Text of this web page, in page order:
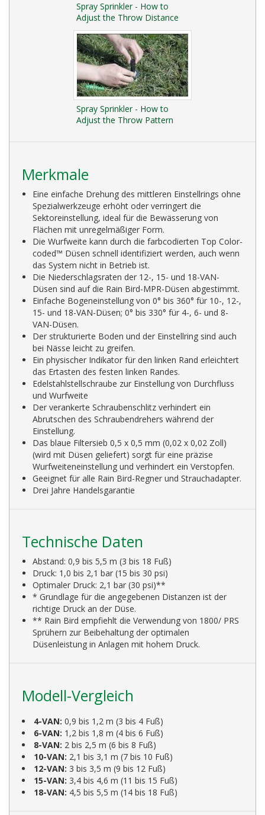
Spray Sprinkler - How to
Adjust the Throw Distance
Spray Sprinkler - How to
Adjust the Throw Pattern
Merkmale
Eine einfache Drehung des mittleren Einstellrings ohne
Spezialwerkzeuge erhöht oder verringert die
Sektoreinstellung, ideal für die Bewässerung von
Flächen mit unregelmäßiger Form.
Die Wurfweite kann durch die farbcodierten Top Color-
coded™ Düsen schnell identifiziert werden, auch wenn
das System nicht in Betrieb ist.
Die Niederschlagsraten der 12-, 15- und 18-VAN-
Düsen sind auf die Rain Bird-MPR-Düsen abgestimmt.
Einfache Bogeneinstellung von 0° bis 360° für 10-, 12-,
15- und 18-VAN-Düsen; 0° bis 330° für 4-, 6- und 8-
VAN-Düsen.
Der strukturierte Boden und der Einstellring sind auch
bei Nässe leicht zu greifen.
Ein physischer Indikator für den linken Rand erleichtert
das Ertasten des festen linken Randes.
Edelstahlstellschraube zur Einstellung von Durchfluss
und Wurfweite
Der verankerte Schraubenschlitz verhindert ein
Abrutschen des Schraubendrehers während der
Einstellung.
Das blaue Filtersieb 0,5 x 0,5 mm (0,02 x 0,02 Zoll)
(wird mit Düsen geliefert) sorgt für eine präzise
Wurfweiteneinstellung und verhindert ein Verstopfen.
Geeignet für alle Rain Bird-Regner und Strauchadapter.
Drei Jahre Handelsgarantie
Technische Daten
Abstand: 0,9 bis 5,5 m (3 bis 18 Fuß)
Druck: 1,0 bis 2,1 bar (15 bis 30 psi)
Optimaler Druck: 2,1 bar (30 psi)**
* Grundlage für die angegebenen Distanzen ist der
richtige Druck an der Düse.
** Rain Bird empfiehlt die Verwendung von 1800/ PRS
Sprühern zur Beibehaltung der optimalen
Düsenleistung in Anlagen mit hohem Druck.
Modell-Vergleich
4-VAN: 0,9 bis 1,2 m (3 bis 4 Fuß)
6-VAN: 1,2 bis 1,8 m (4 bis 6 Fuß)
8-VAN: 2 bis 2,5 m (6 bis 8 Fuß)
10-VAN: 2,1 bis 3,1 m (7 bis 10 Fuß)
12-VAN: 3 bis 3,5 m (9 bis 12 Fuß)
15-VAN: 3,4 bis 4,6 m (11 bis 15 Fuß)
18-VAN: 4,5 bis 5,5 m (14 bis 18 Fuß)